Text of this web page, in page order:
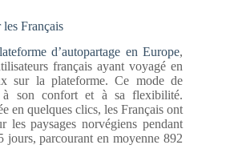
Français
d’autopartage en Europe,
français ayant voyagé en
sur la plateforme. Ce mode de
à son confort et à sa flexibilité.
en quelques clics, les Français ont
les paysages norvégiens pendant
jours, parcourant en moyenne 892